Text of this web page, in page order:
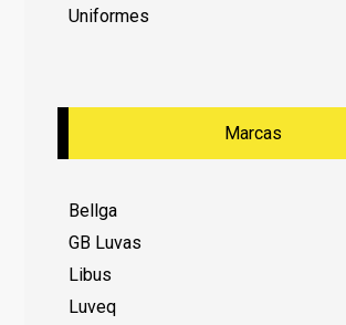
Uniformes
Marcas
Bellga
GB Luvas
Libus
Luveq